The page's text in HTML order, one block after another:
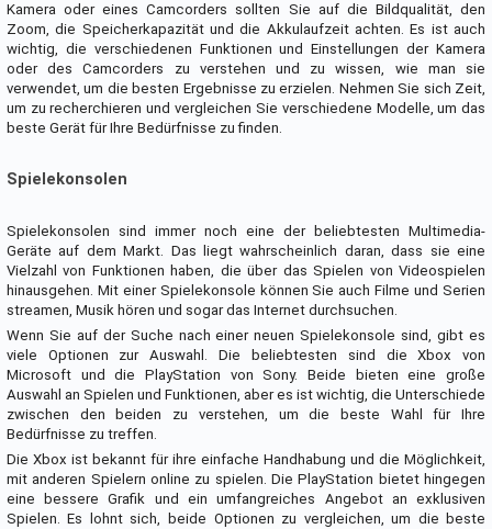
Kamera oder eines Camcorders sollten Sie auf die Bildqualität, den
Zoom, die Speicherkapazität und die Akkulaufzeit achten. Es ist auch
wichtig, die verschiedenen Funktionen und Einstellungen der Kamera
oder des Camcorders zu verstehen und zu wissen, wie man sie
verwendet, um die besten Ergebnisse zu erzielen. Nehmen Sie sich Zeit,
um zu recherchieren und vergleichen Sie verschiedene Modelle, um das
beste Gerät für Ihre Bedürfnisse zu finden.
Spielekonsolen
Spielekonsolen sind immer noch eine der beliebtesten Multimedia-
Geräte auf dem Markt. Das liegt wahrscheinlich daran, dass sie eine
Vielzahl von Funktionen haben, die über das Spielen von Videospielen
hinausgehen. Mit einer Spielekonsole können Sie auch Filme und Serien
streamen, Musik hören und sogar das Internet durchsuchen.
Wenn Sie auf der Suche nach einer neuen Spielekonsole sind, gibt es
viele Optionen zur Auswahl. Die beliebtesten sind die Xbox von
Microsoft und die PlayStation von Sony. Beide bieten eine große
Auswahl an Spielen und Funktionen, aber es ist wichtig, die Unterschiede
zwischen den beiden zu verstehen, um die beste Wahl für Ihre
Bedürfnisse zu treffen.
Die Xbox ist bekannt für ihre einfache Handhabung und die Möglichkeit,
mit anderen Spielern online zu spielen. Die PlayStation bietet hingegen
eine bessere Grafik und ein umfangreiches Angebot an exklusiven
Spielen. Es lohnt sich, beide Optionen zu vergleichen, um die beste